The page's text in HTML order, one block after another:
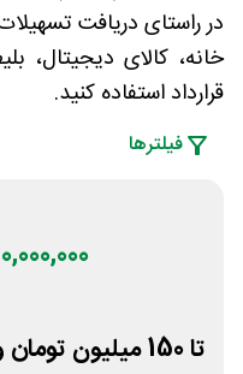
در راستای دریافت
خانه، کالای
قرارداد استفاده کنید.
فیلتر‌ها
150,000,000
تا 150 میلیون تومان وام خرید اعتباری مانیسا